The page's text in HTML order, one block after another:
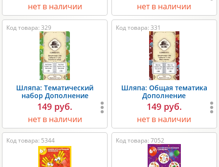
нет в наличии нет в наличии
Код товара: 329
Шляпа: Тематический
набор Дополнение
149 руб.
нет в наличии
Код товара: 331
Шляпа: Общая тематика
Дополнение
149 руб.
нет в наличии
Код товара: 5344 Код товара: 7052